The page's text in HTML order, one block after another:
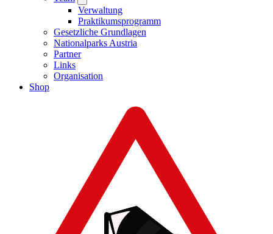
Verwaltung
Praktikumsprogramm
Gesetzliche Grundlagen
Nationalparks Austria
Partner
Links
Organisation
Shop